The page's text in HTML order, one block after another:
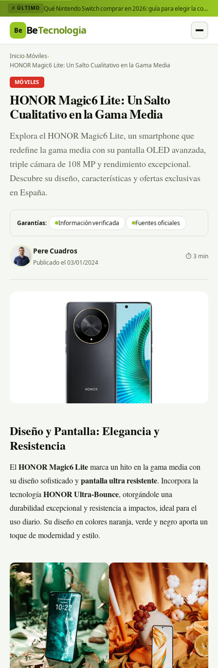
⚡ ÚLTIMO Qué Nintendo Switch comprar en 2026: guía para elegir la consola y los juegos que necesitas
Be BeTecnologia
Inicio›Móviles›
HONOR Magic6 Lite: Un Salto Cualitativo en la Gama Media
MÓVILES
HONOR Magic6 Lite: Un Salto
Cualitativo en la Gama Media
Explora el HONOR Magic6 Lite, un smartphone que
redefine la gama media con su pantalla OLED avanzada,
triple cámara de 108 MP y rendimiento excepcional.
Descubre su diseño, características y ofertas exclusivas
en España.
Garantías: Información verificada Fuentes oficiales
Pere Cuadros
Publicado el 03/01/2024
⏱ 3 min
Diseño y Pantalla: Elegancia y
Resistencia
El HONOR Magic6 Lite marca un hito en la gama media con
su diseño sofisticado y pantalla ultra resistente. Incorpora la
tecnología HONOR Ultra-Bounce, otorgándole una
durabilidad excepcional y resistencia a impactos, ideal para el
uso diario. Su diseño en colores naranja, verde y negro aporta un
toque de modernidad y estilo.